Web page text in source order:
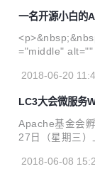
-Chassis 服务
等多媒体场景。
别QPS控制 增
速构建工程，
一名开源小白的
="middle"
china.net/
1c.jpg"
2018-06-20
LC3大会微服务
mb
Apache基金会
27日（星期三）
cubating) Day
2018-06-08